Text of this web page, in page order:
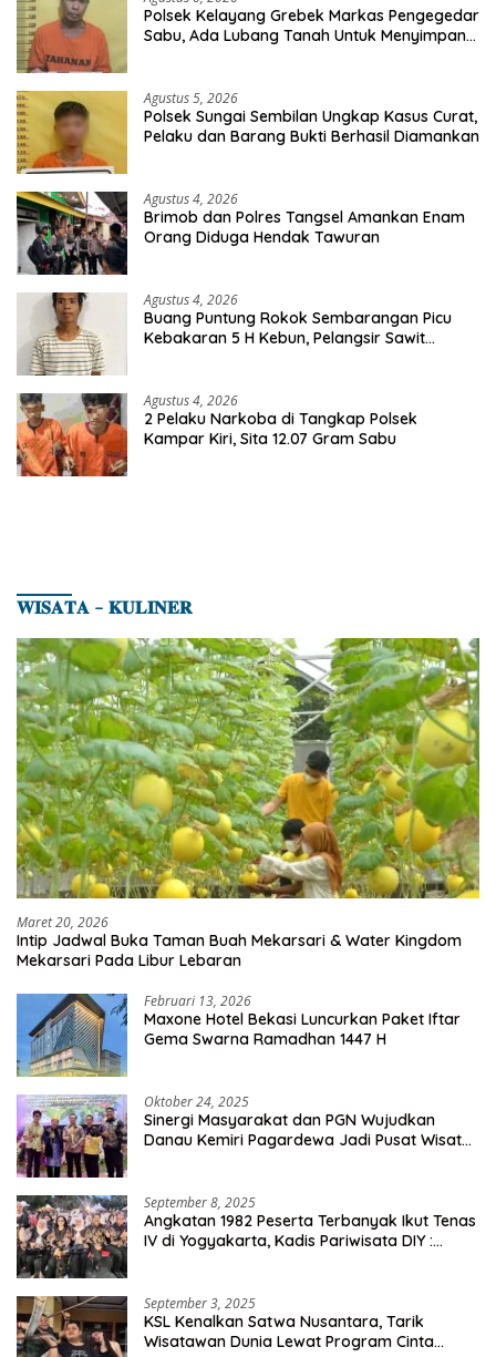
Polsek Kelayang Grebek Markas Pengegedar
Sabu, Ada Lubang Tanah Untuk Menyimpan
Agustus 5, 2026
Polsek Sungai Sembilan Ungkap Kasus Curat,
Pelaku dan Barang Bukti Berhasil Diamankan
Agustus 4, 2026
Brimob dan Polres Tangsel Amankan Enam
Orang Diduga Hendak Tawuran
Agustus 4, 2026
Buang Puntung Rokok Sembarangan Picu
Kebakaran 5 H Kebun, Pelangsir Sawit
Agustus 4, 2026
2 Pelaku Narkoba di Tangkap Polsek
Kampar Kiri, Sita 12.07 Gram Sabu
𝐖𝐈𝐒𝐀𝐓𝐀 – 𝐊𝐔𝐋𝐈𝐍𝐄𝐑
Maret 20, 2026
Intip Jadwal Buka Taman Buah Mekarsari & Water Kingdom
Mekarsari Pada Libur Lebaran
Februari 13, 2026
Maxone Hotel Bekasi Luncurkan Paket Iftar
Gema Swarna Ramadhan 1447 H
Oktober 24, 2025
Sinergi Masyarakat dan PGN Wujudkan
Danau Kemiri Pagardewa Jadi Pusat Wisata
September 8, 2025
Angkatan 1982 Peserta Terbanyak Ikut Tenas
IV di Yogyakarta, Kadis Pariwisata DIY :
September 3, 2025
KSL Kenalkan Satwa Nusantara, Tarik
Wisatawan Dunia Lewat Program Cinta